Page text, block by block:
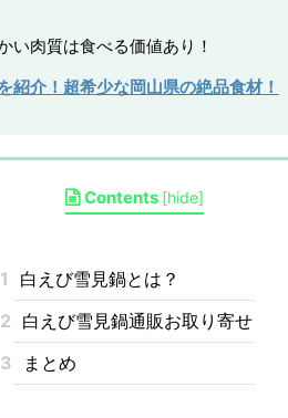
い肉質は食べる価値あり！
紹介！超希少な岡山県の絶品食材！
Contents [hide]
1
白えび雪見鍋とは？
2 白えび雪見鍋通販お取り寄せ
3
まとめ